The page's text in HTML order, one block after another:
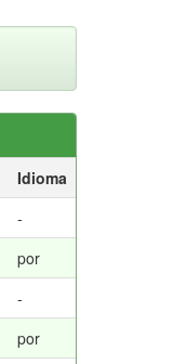
Idioma
-
por
-
por